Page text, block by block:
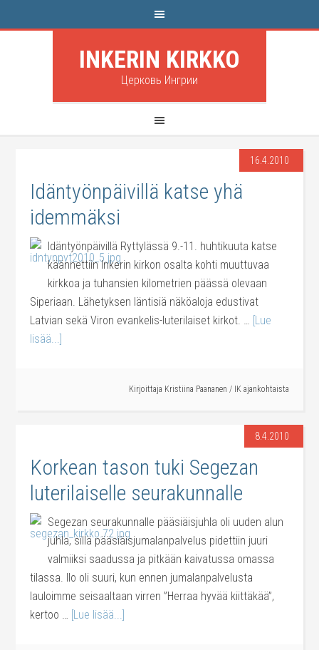
INKERIN KIRKKO
Церковь Ингрии
16.4.2010
Idäntyönpäivillä katse yhä
idemmäksi
Idäntyönpäivillä Ryttylässä 9.-11. huhtikuuta katse
käännettiin Inkerin kirkon osalta kohti muuttuvaa
kirkkoa ja tuhansien kilometrien päässä olevaan
Siperiaan. Lähetyksen läntisiä näköaloja edustivat
Latvian sekä Viron evankelis-luterilaiset kirkot. … [Lue
lisää...]
Kirjoittaja Kristiina Paananen / IK ajankohtaista
8.4.2010
Korkean tason tuki Segezan
luterilaiselle seurakunnalle
Segezan seurakunnalle pääsiäisjuhla oli uuden alun
juhla, sillä pääsiäisjumalanpalvelus pidettiin juuri
valmiiksi saadussa ja pitkään kaivatussa omassa
tilassa. Ilo oli suuri, kun ennen jumalanpalvelusta
lauloimme seisaaltaan virren ”Herraa hyvää kiittäkää”,
kertoo … [Lue lisää...]